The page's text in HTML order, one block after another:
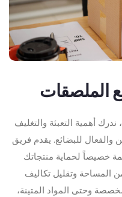
الملصقات
أهمية التعبئة والتغليف
للبضائع. يقدم فريق
خصيصاً لحماية منتجاتك
المساحة وتقليل تكاليف
وحتى المواد المتينة،